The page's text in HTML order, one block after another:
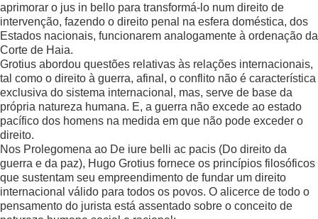
aprimorar o jus in bello para transformá-lo num direito de
intervenção, fazendo o direito penal na esfera doméstica, dos
Estados nacionais, funcionarem analogamente à ordenação da
Corte de Haia.
Grotius abordou questões relativas às relações internacionais,
tal como o direito à guerra, afinal, o conflito não é característica
exclusiva do sistema internacional, mas, serve de base da
própria natureza humana. E, a guerra não excede ao estado
pacífico dos homens na medida em que não pode exceder o
direito.
Nos Prolegomena ao De iure belli ac pacis (Do direito da
guerra e da paz), Hugo Grotius fornece os princípios filosóficos
que sustentam seu empreendimento de fundar um direito
internacional válido para todos os povos. O alicerce de todo o
pensamento do jurista está assentado sobre o conceito de